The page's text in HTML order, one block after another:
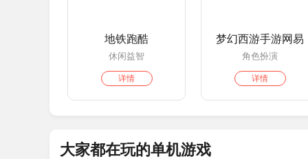
地铁跑酷
休闲益智
详情
梦幻西游手游网易
角色扮演
详情
大家都在玩的单机游戏